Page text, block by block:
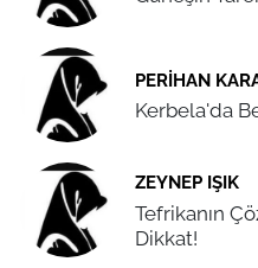
PERIHAN
Kerbela'da
ZEYNEP IŞIK
Tefrikanın
Dikkat!